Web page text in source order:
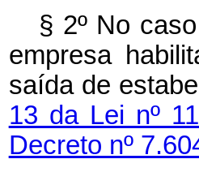
§ 2º No
empresa
saída de
13 da Lei nº
Decreto nº